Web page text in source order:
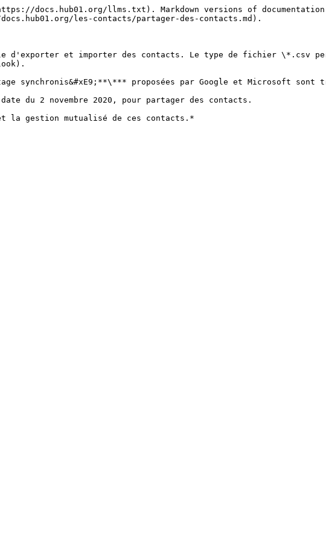
docs.hub01.org/llms.txt). Markdown versions of
les-contacts/partager-des-contacts.md).
et importer des contacts. Le type de fichier \*.csv
synchronis&#xE9;**\*** proposées par Google et Microsoft sont
du 2 novembre 2020, pour partager des contacts.